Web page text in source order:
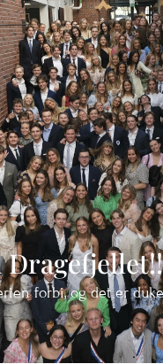
forbi, og det er